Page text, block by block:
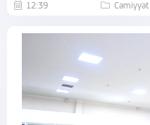
12:39 Cəmiyyət